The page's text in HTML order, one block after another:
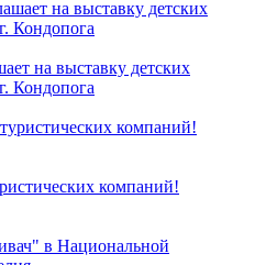
на выставку детских
Кондопога
компаний!